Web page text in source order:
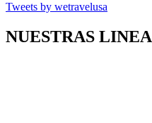
Tweets by wetravelusa
NUESTRAS